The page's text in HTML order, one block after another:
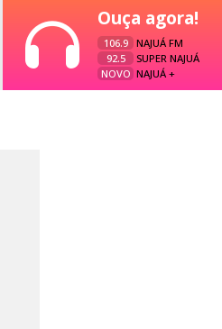
Ouça agora!
106.9
NAJUÁ FM
92.5
SUPER NAJUÁ
NOVO NAJUÁ +